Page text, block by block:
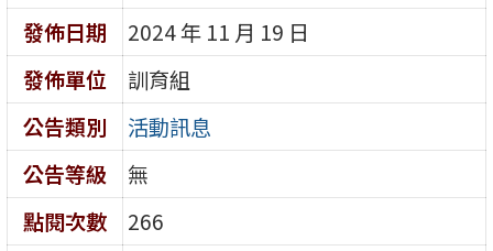
發佈日期
2024 年 11 月 19 日
發佈單位
訓育組
公告類別
活動訊息
公告等級
無
點閱次數
266